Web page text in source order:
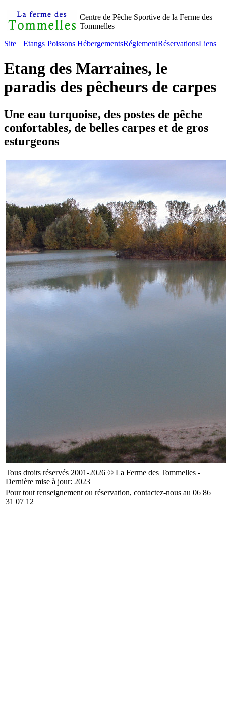
Centre de Pêche Sportive de la Ferme des
Tommelles
Site Etangs Poissons HébergementsRéglementRéservationsLiens
Etang des Marraines, le
paradis des pêcheurs de carpes
Une eau turquoise, des postes de pêche
confortables, de belles carpes et de gros
esturgeons
Tous droits réservés 2001-2026 © La Ferme des Tommelles -
Dernière mise à jour: 2023
Pour tout renseignement ou réservation, contactez-nous au 06 86
31 07 12